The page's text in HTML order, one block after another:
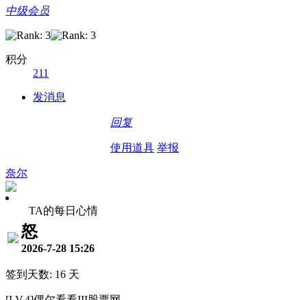
中级会员
积分
211
发消息
回复
使用道具 举报
奈尔
TA的每日心情
怒
2026-7-28 15:26
签到天数: 16 天